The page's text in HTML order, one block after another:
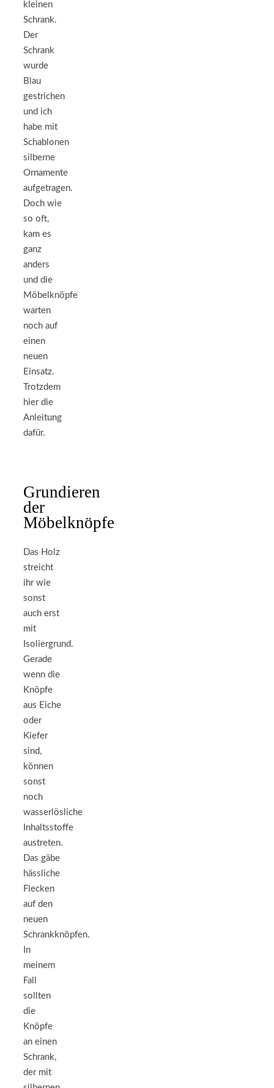
kleinen
Schrank.
Der
Schrank
wurde
Blau
gestrichen
und ich
habe mit
Schablonen
silberne
Ornamente
aufgetragen.
Doch wie
so oft,
kam es
ganz
anders
und die
Möbelknöpfe
warten
noch auf
einen
neuen
Einsatz.
Trotzdem
hier die
Anleitung
dafür.
Grundieren
der
Möbelknöpfe
Das Holz
streicht
ihr wie
sonst
auch erst
mit
Isoliergrund.
Gerade
wenn die
Knöpfe
aus Eiche
oder
Kiefer
sind,
können
sonst
noch
wasserlösliche
Inhaltsstoffe
austreten.
Das gäbe
hässliche
Flecken
auf den
neuen
Schrankknöpfen.
In
meinem
Fall
sollten
die
Knöpfe
an einen
Schrank,
der mit